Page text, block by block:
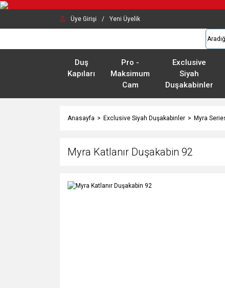
Üye Girişi / Yeni Üyelik
Duş
Kapıları
Pro -
Maksimum
Cam
Exclusive
Siyah
Duşakabinler
Anasayfa Exclusive Siyah Duşakabinler Myra
Myra Katlanır Duşakabin 92